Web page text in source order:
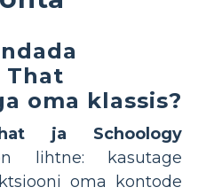
That
oma klassis?
ja Schoology
lihtne: kasutage
oma kontode